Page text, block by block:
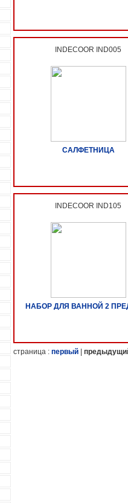
INDECOOR IND005
САЛФЕТНИЦА
INDECOOR IND105
НАБОР ДЛЯ ВАННОЙ 2
страница : первый